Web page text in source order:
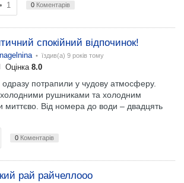
• 1 0 Коментарів
спокійний відпочинок!
• їздив(а) 9 років тому
Оцінка 8.0
одразу потрапили у чудову атмосферу.
рушниками та холодним
Від номера до води – двадцять
0 Коментарів
рай райчеллооо